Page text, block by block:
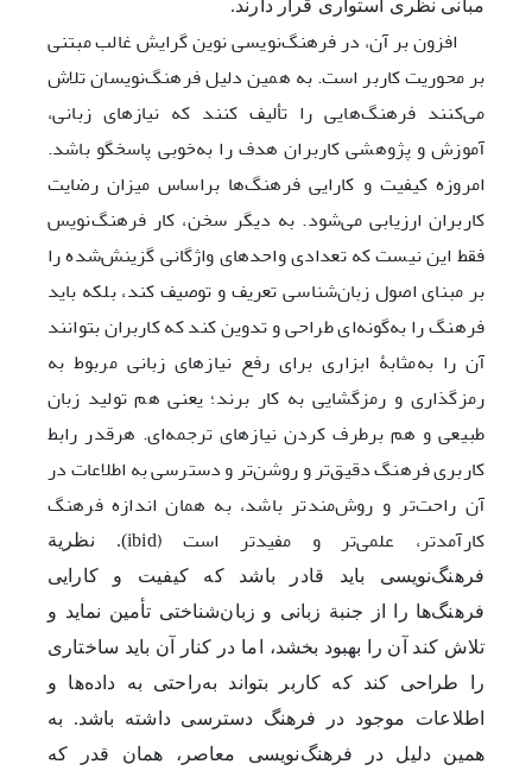
مبانی نظری استواری قرار دارند.
افزون بر آن، در فرهنگ‌نویسی نوین گرایش غالب مبتنی
بر محوریت کاربر است. به همین دلیل فرهنگ‌نویسان تلاش
می‌کنند فرهنگ‌هایی را تألیف کنند که نیازهای زبانی،
آموزش و پژوهشی کاربران هدف را به‌خوبی پاسخگو باشد.
امروزه کیفیت و کارایی فرهنگ‌ها براساس میزان رضایت
کاربران ارزیابی می‌شود. به دیگر سخن، کار فرهنگ‌نویس
فقط این نیست که تعدادی واحدهای واژگانی گزینش‌شده را
بر مبنای اصول زبان‌شناسی تعریف و توصیف کند، بلکه باید
فرهنگ را به‌گونه‌ای طراحی و تدوین کند که کاربران بتوانند
آن را به‌مثابۀ ابزاری برای رفع نیازهای زبانی مربوط به
رمزگذاری و رمز‌گشایی به کار برند؛ یعنی هم تولید زبان
طبیعی و هم برطرف کردن نیازهای ترجمه‌ای. هرقدر رابط
کاربری فرهنگ دقیق‌تر و روشن‌تر و ‌دسترسی به اطلاعات در
آن راحت‌تر و روش‌مندتر باشد، به همان اندازه فرهنگ
کارآمدتر، علمی‌تر و مفیدتر است ((ibid. نظریة
فرهنگ‌‌نویسی باید قادر باشد که کیفیت و کارایی
فرهنگ‌ها را از جنبة زبانی و زبان‌شناختی تأمین نماید و
تلاش کند آن را بهبود بخشد، اما در کنار آن باید ساختاری
را طراحی کند که کاربر بتواند به‌راحتی به داده‌ها و
اطلاعات موجود در فرهنگ دسترسی داشته باشد. به
همین دلیل در فرهنگ‌نویسی معاصر، همان ‌قدر که